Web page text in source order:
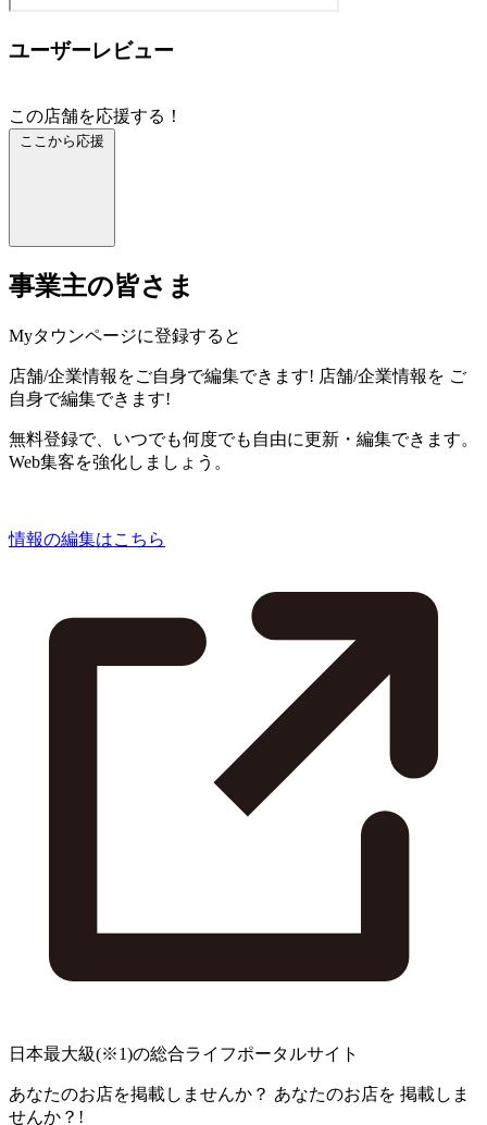
ユーザーレビュー
この店舗を応援する！
ここから応援
事業主の皆さま
Myタウンページに登録すると
店舗/企業情報をご自身で編集できます! 店舗/企業情報を ご
自身で編集できます!
無料登録で、いつでも何度でも自由に更新・編集できます。
Web集客を強化しましょう。
情報の編集はこちら
日本最大級(※1)の総合ライフポータルサイト
あなたのお店を掲載しませんか？ あなたのお店を 掲載しま
せんか？!